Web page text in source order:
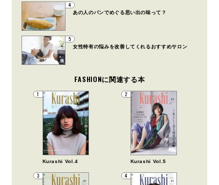
4
あの人のパンでめぐる思い出の味って？
5
女性特有の悩みを改善してくれるおすすめサロン
FASHIONに関連する本
1
Kurashi Vol.4
2
Kurashi Vol.5
3 4